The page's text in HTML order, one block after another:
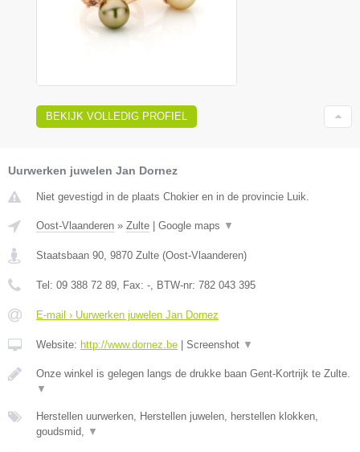
BEKIJK VOLLEDIG PROFIEL
Uurwerken juwelen Jan Dornez
Niet gevestigd in de plaats Chokier en in de provincie Luik.
Oost-Vlaanderen » Zulte Google maps ▼
Staatsbaan 90, 9870 Zulte (Oost-Vlaanderen)
Tel: 09 388 72 89, Fax: -, BTW-nr: 782 043 395
E-mail › Uurwerken juwelen Jan Dornez
Website: http://www.dornez.be Screenshot ▼
Onze winkel is gelegen langs de drukke baan Gent-Kortrijk te Zulte.
▼
Herstellen uurwerken, Herstellen juwelen, herstellen klokken,
goudsmid, ▼